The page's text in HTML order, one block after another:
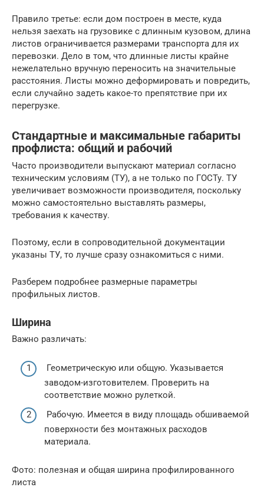
Правило третье: если дом построен в месте, куда
нельзя заехать на грузовике с длинным кузовом, длина
листов ограничивается размерами транспорта для их
перевозки. Дело в том, что длинные листы крайне
нежелательно вручную переносить на значительные
расстояния. Листы можно деформировать и повредить,
если случайно задеть какое-то препятствие при их
перегрузке.
Стандартные и максимальные габариты
профлиста: общий и рабочий
Часто производители выпускают материал согласно
техническим условиям (ТУ), а не только по ГОСТу. ТУ
увеличивает возможности производителя, поскольку
можно самостоятельно выставлять размеры,
требования к качеству.
Поэтому, если в сопроводительной документации
указаны ТУ, то лучше сразу ознакомиться с ними.
Разберем подробнее размерные параметры
профильных листов.
Ширина
Важно различать:
Геометрическую или общую. Указывается
заводом-изготовителем. Проверить на
соответствие можно рулеткой.
Рабочую. Имеется в виду площадь обшиваемой
поверхности без монтажных расходов
материала.
Фото: полезная и общая ширина профилированного
листа